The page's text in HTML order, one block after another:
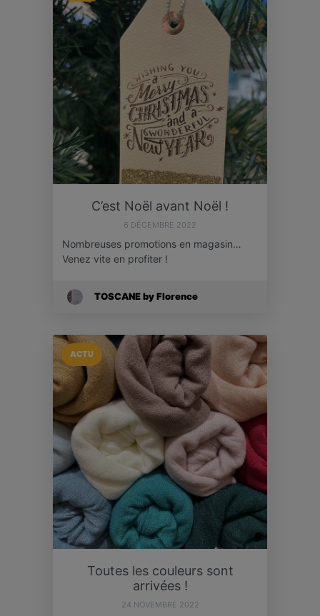
C’est Noël avant Noël !
6 DÉCEMBRE 2022
Nombreuses promotions en magasin…
Venez vite en profiter !
TOSCANE by Florence
ACTU
Toutes les couleurs sont
arrivées !
24 NOVEMBRE 2022